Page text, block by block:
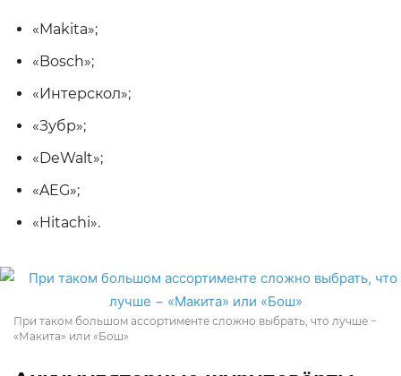
«Makita»;
«Bosch»;
«Интерскол»;
«Зубр»;
«DeWalt»;
«AEG»;
«Hitachi».
При таком большом ассортименте сложно выбрать, что лучше −
«Макита» или «Бош»